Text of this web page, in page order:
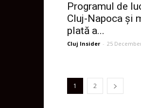
Programul de
Cluj-Napoca și
plată a...
Cluj Insider - 25
1 2